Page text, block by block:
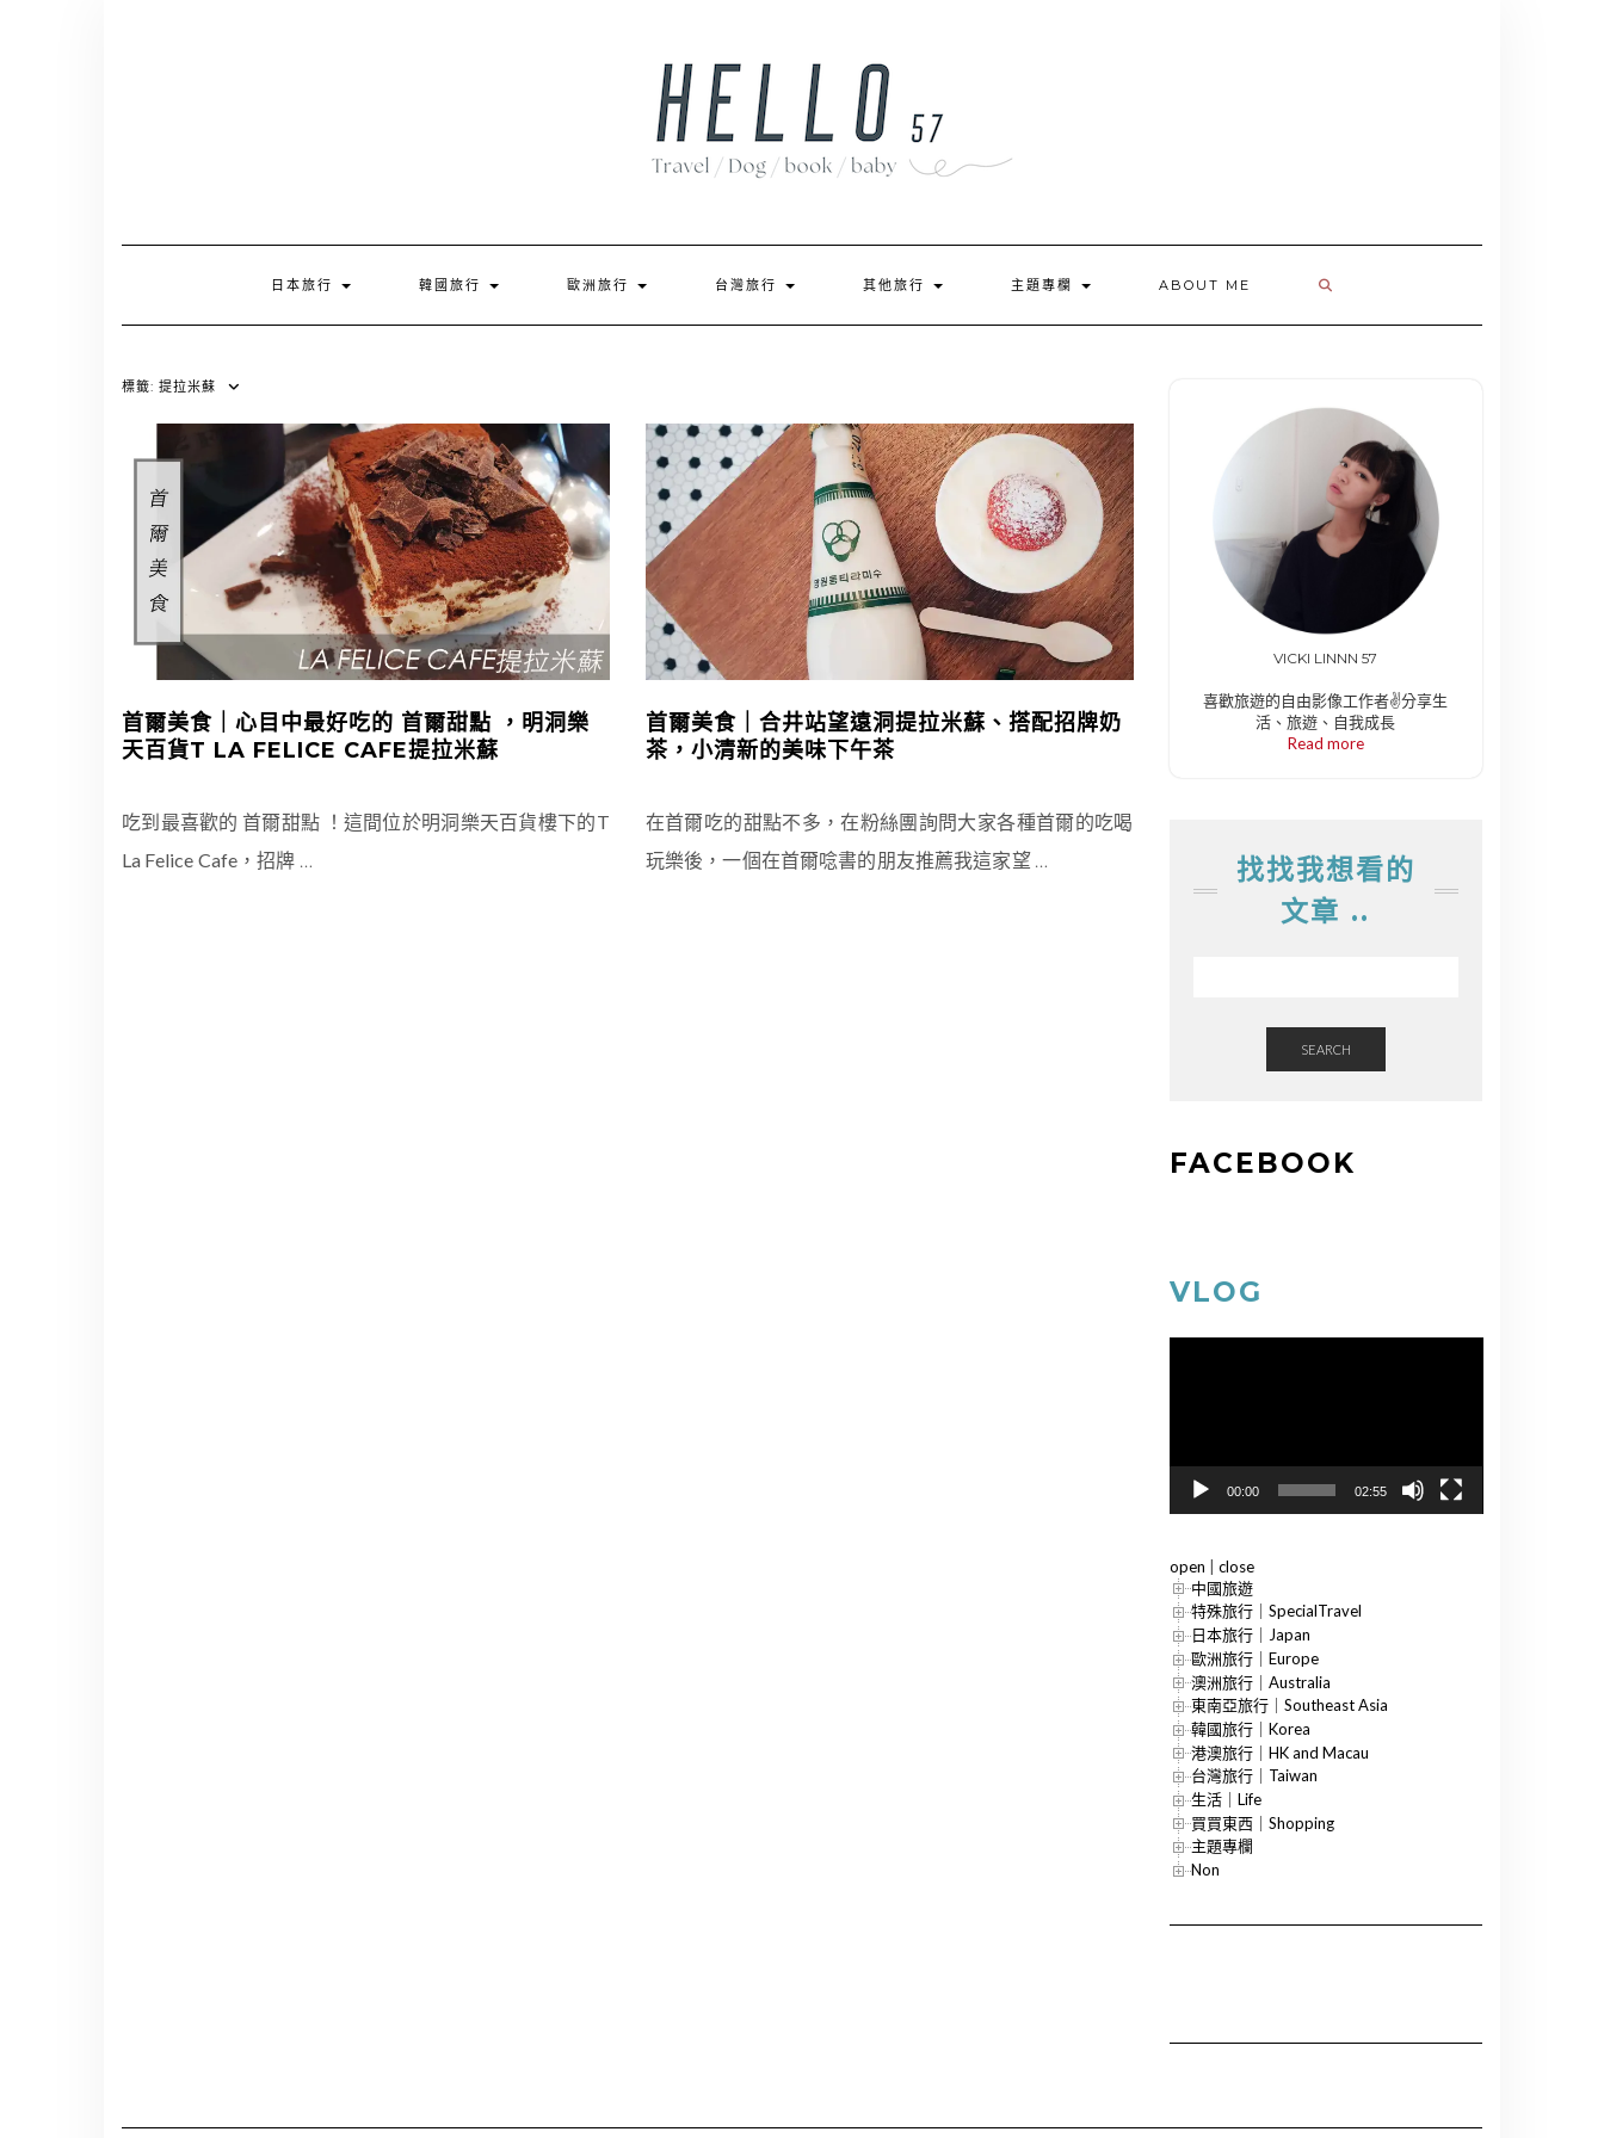
日本旅行 韓國旅行 歐洲旅行 台灣旅行 其他旅行 主題專欄 ABOUT ME
標籤: 提拉米蘇
首爾美食｜心目中最好吃的 首爾甜點 ，明洞樂
天百貨T LA FELICE CAFE提拉米蘇
吃到最喜歡的 首爾甜點 ！這間位於明洞樂天百貨樓下的T
La Felice Cafe，招牌 …
首爾美食｜合井站望遠洞提拉米蘇、搭配招牌奶
茶，小清新的美味下午茶
在首爾吃的甜點不多，在粉絲團詢問大家各種首爾的吃喝
玩樂後，一個在首爾唸書的朋友推薦我這家望 …
VICKI LINNN 57
喜歡旅遊的自由影像工作者✌️分享生
活、旅遊、自我成長
Read more
找找我想看的
文章 ..
SEARCH
FACEBOOK
VLOG
00:00 02:55
open
close
中國旅遊
特殊旅行｜SpecialTravel
日本旅行｜Japan
歐洲旅行｜Europe
澳洲旅行｜Australia
東南亞旅行｜Southeast Asia
韓國旅行｜Korea
港澳旅行｜HK and Macau
台灣旅行｜Taiwan
生活｜Life
買買東西｜Shopping
主題專欄
Non